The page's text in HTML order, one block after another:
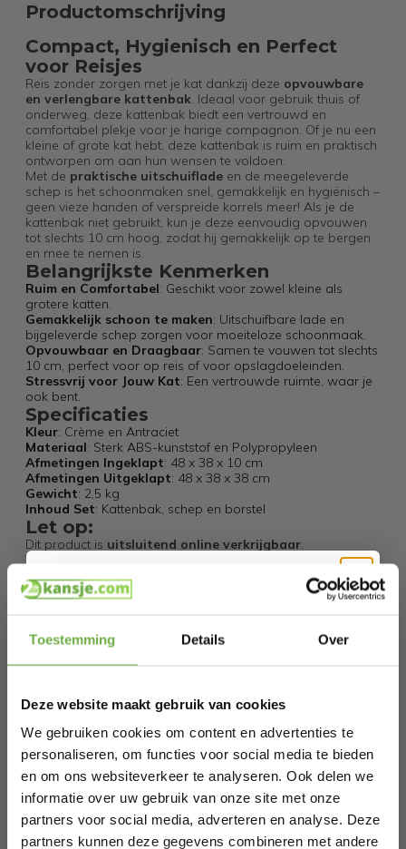
Toestemming Details Over
Deze website maakt gebruik van cookies
We gebruiken cookies om content en advertenties te
personaliseren, om functies voor social media te bieden
en om ons websiteverkeer te analyseren. Ook delen we
informatie over uw gebruik van onze site met onze
partners voor social media, adverteren en analyse. Deze
partners kunnen deze gegevens combineren met andere
Productomschrijving
Compact, Hygienisch en Perfect
voor Reisjes
Reis zonder zorgen met je kat dankzij deze opvouwbare
en verlengbare kattenbak. Ideaal voor gebruik thuis of
onderweg, deze kattenbak biedt een vertrouwd en
comfortabel plekje voor je harige compagnon. Of je nu een
kleine of grote kat hebt, deze kattenbak is ruim en praktisch
ontworpen om aan hun wensen te voldoen.
Met de praktische uitschuifladeen de meegeleverde
schep is het schoonmaken snel, gemakkelijk en hygiënisch –
geen vieze handen of verspreide korrels meer! Als je de
kattenbak niet gebruikt, kun je deze eenvoudig opvouwen
tot slechts 10 cm hoog, zodat hij gemakkelijk op te bergen
en mee te nemen is.
Belangrijkste Kenmerken
Ruim en Comfortabel: Geschikt voor zowel kleine als
grotere katten.
Gemakkelijk schoon te maken: Uitschuifbare lade en
bijgeleverde schep zorgen voor moeiteloze schoonmaak.
Opvouwbaar en Draagbaar: Samen te vouwen tot slechts
10 cm, perfect voor op reis of voor opslagdoeleinden.
Stressvrij voor Jouw Kat: Een vertrouwde ruimte, waar je
ook bent.
Specificaties
Kleur: Crème en Antraciet
Materiaal: Sterk ABS-kunststof en Polypropyleen
Afmetingen Ingeklapt: 48 x 38 x 10 cm
Afmetingen Uitgeklapt: 48 x 38 x 38 cm
Gewicht: 2,5 kg
Inhoud Set: Kattenbak, schep en borstel
Let op:
Dit product is uitsluitend online verkrijgbaar.
Verlicht het leven van jou en je kat met deze praktische
opvouwbare kattenbak
. Ideaal voor elke gelegenheid,
van thuis tot een ontspannen vakantie!
Specificaties
EAN
8720604887020
SKU
8821060004220
Gerelateerde producten
Schrijf je in en ontvang
Bij 2dekansje.com profiteer je van
kortingen tot wel 70%.